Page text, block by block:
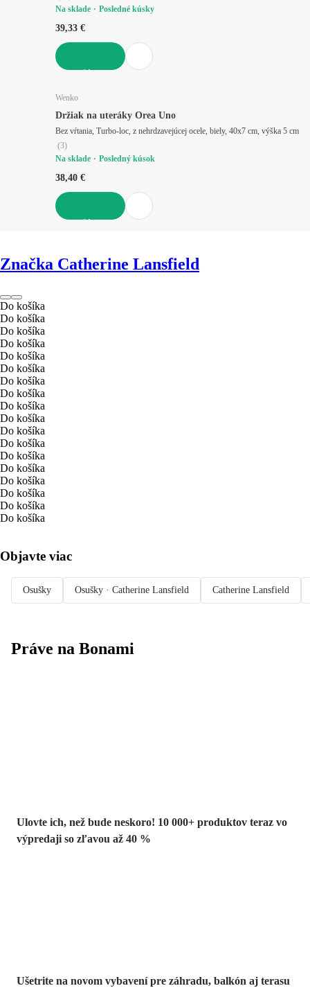
Na sklade
Posledné kúsky
39,33 €
Wenko
Držiak na uteráky Orea Uno
Bez vŕtania, Turbo-loc, z nehrdzavejúcej ocele, biely, 40x7 cm, výška 5 cm
(3)
Na sklade
Posledný kúsok
38,40 €
Značka Catherine Lansfield
Do košíka
Do košíka
Do košíka
Do košíka
Do košíka
Do košíka
Do košíka
Do košíka
Do košíka
Do košíka
Do košíka
Do košíka
Do košíka
Do košíka
Do košíka
Do košíka
Do košíka
Do košíka
Objavte viac
Osušky Osušky · Catherine Lansfield Catherine Lansfield
Práve na Bonami
Ulovte ich, než bude neskoro! 10 000+ produktov teraz vo
výpredaji so zľavou až 40 %
Ušetrite na novom vybavení pre záhradu, balkón aj terasu